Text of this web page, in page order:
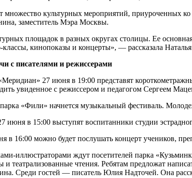
культурных мероприятий, приуроченных
заместитель Мэра Москвы.
площадок в разных округах столицы. Ее
кинопоказы и концерты», — рассказала
с писателями и режиссерами
27 июня в 19:00 представят
увиденное с режиссером и педагогом Сергеем
«Фили» начнется музыкальный фестиваль.
июня в 15:00 выступят воспитанники студии
16:00 можно будет послушать концерт учеников,
иллюстраторами ждут посетителей парка
и театрализованные чтения. Ребятам предложат
Среди гостей — писатель Юлия Надточей. Она